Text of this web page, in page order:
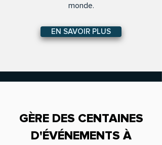
monde.
EN SAVOIR PLUS
GÈRE DES CENTAINES
D'ÉVÉNEMENTS À